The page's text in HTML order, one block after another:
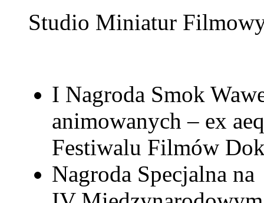
Studio Miniatur
I Nagroda Smok
animowanych – ex
Festiwalu Filmów
Nagroda Specjalna na